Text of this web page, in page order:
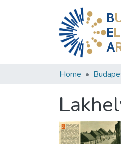
B
E
A
Home